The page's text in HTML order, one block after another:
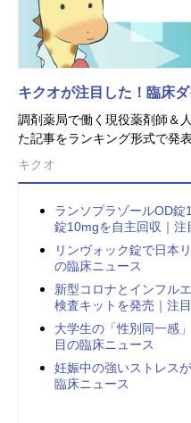
キクオが注目した！臨床
調剤薬局で働く現役薬剤師＆
た記事をランキング形式で発表
キクオ
ランソプラゾールOD
錠10mgを自主回収｜注
リンヴォック錠で日本
の臨床ニュース
新型コロナとインフル
検査キットを発売｜注
大学生の「性別同一感
目の臨床ニュース
妊娠中の強いストレス
臨床ニュース